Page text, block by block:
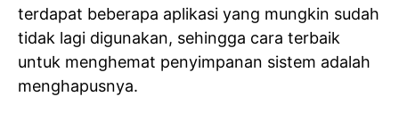
terdapat beberapa aplikasi yang mungkin sudah
tidak lagi digunakan, sehingga cara terbaik
untuk menghemat penyimpanan sistem adalah
menghapusnya.